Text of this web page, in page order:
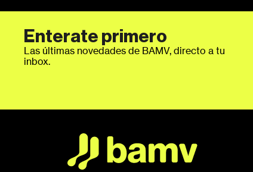
Enterate primero
Las últimas novedades de BAMV, directo a tu
inbox.